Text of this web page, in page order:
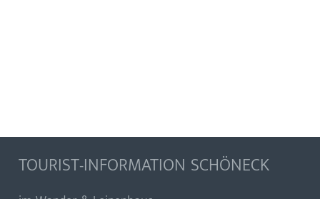
TOURIST-INFORMATION SCHÖNECK